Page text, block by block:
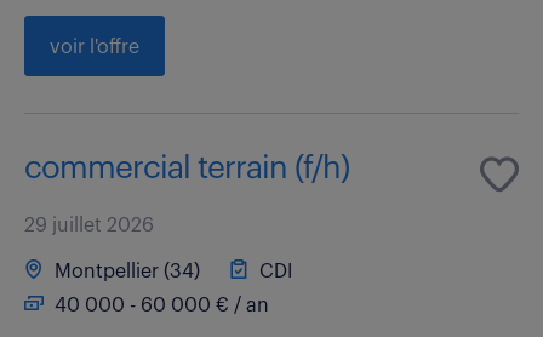
voir l'offre
commercial terrain (f/h)
29 juillet 2026
Montpellier (34)
CDI
40 000 - 60 000 € / an